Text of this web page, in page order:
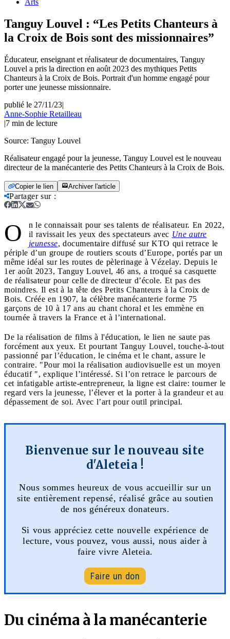
Arts
Tanguy Louvel : “Les Petits Chanteurs à
la Croix de Bois sont des missionnaires”
Éducateur, enseignant et réalisateur de documentaires, Tanguy
Louvel a pris la direction en août 2023 des mythiques Petits
Chanteurs à la Croix de Bois. Portrait d'un homme engagé pour
porter une jeunesse missionnaire.
publié le 27/11/23|
Anne-Sophie Retailleau
|7 min de lecture
Source: Tanguy Louvel
Réalisateur engagé pour la jeunesse, Tanguy Louvel est le nouveau
directeur de la manécanterie des Petits Chanteurs à la Croix de Bois.
Copier le lien Archiver l'article
Partager sur:
O
n le connaissait pour ses talents de réalisateur. En 2022,
il ravissait les yeux des spectateurs avec Une autre
jeunesse, documentaire diffusé sur KTO qui retrace le
périple d’un groupe de routiers scouts d’Europe, portés par un
même idéal sur les routes de pèlerinage à Vézelay. Depuis le
1er août 2023, Tanguy Louvel, 46 ans, a troqué sa casquette
de réalisateur pour celle de directeur d’école. Et pas des
moindres. Il est à la tête des Petits Chanteurs à la Croix de
Bois. Créée en 1907, la célèbre manécanterie forme 75
garçons de 10 à 17 ans au chant choral et les emmène en
tournée à travers la France et à l’international.
De la réalisation de films à l'éducation, le lien ne saute pas
forcément aux yeux. Et pourtant Tanguy Louvel, touche-à-tout
passionné par l’éducation, le cinéma et le chant, assure le
contraire. "Pour moi la réalisation audiovisuelle est un moyen
éducatif ", explique l’intéressé. Si l’on retrace le parcours de
cet infatigable artiste-entrepreneur, la ligne est claire: tourner le
regard vers la jeunesse, l’élever et la porter à la grandeur et au
dépassement de soi. Avec l’art pour outil principal.
Bienvenue sur le nouveau site
d'Aleteia !
Nous sommes heureux de vous accueillir sur un
site entièrement repensé, réalisé grâce au soutien
de nos généreux donateurs.
Si vous appréciez cette nouvelle expérience de
lecture, vous pouvez, vous aussi, nous aider à
faire vivre Aleteia.
Faire un don
Du cinéma à la manécanterie